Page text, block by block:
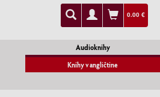
0.00 €
Audioknihy
Knihy v angličtine